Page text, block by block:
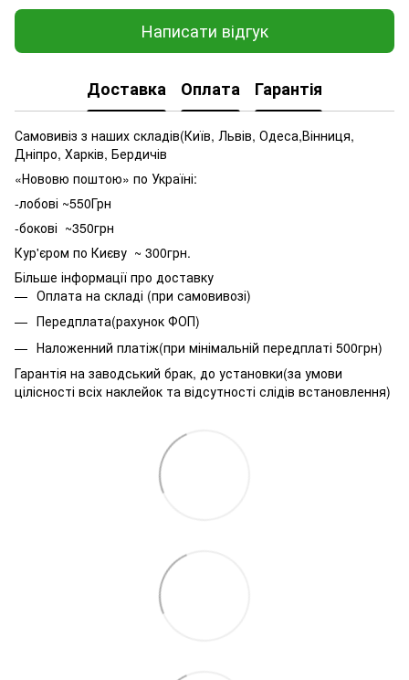
Написати відгук
Доставка Оплата Гарантія
Самовивіз з наших складів(Київ, Львів, Одеса,Вінниця,
Дніпро, Харків, Бердичів
«Нововю поштою» по Україні:
-лобові ~550Грн
-бокові ~350грн
Кур'єром по Києву ~ 300грн.
Більше інформації про доставку
Оплата на складі (при самовивозі)
Передплата(рахунок ФОП)
Наложенний платіж(при мінімальній передплаті 500грн)
Гарантія на заводський брак, до установки(за умови
цілісності всіх наклейок та відсутності слідів встановлення)